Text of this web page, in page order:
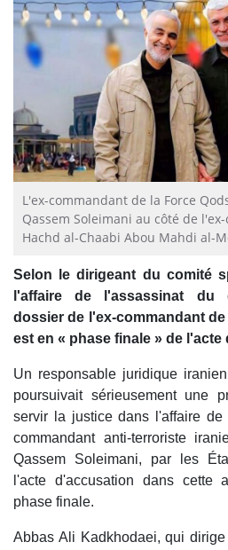
L'ex-commandant de la Force
Qassem Soleimani au côté de
Hachd al-Chaabi Abou Mahdi al-
Selon le dirigeant du comité
l'affaire de l'assassinat du
dossier de l'ex-commandant de
est en « phase finale » de
Un responsable juridique
poursuivait sérieusement une
servir la justice dans l'affaire
commandant anti-terroriste
Qassem Soleimani, par les
l'acte d'accusation dans cette
phase finale.
Abbas Ali Kadkhodaei, qui